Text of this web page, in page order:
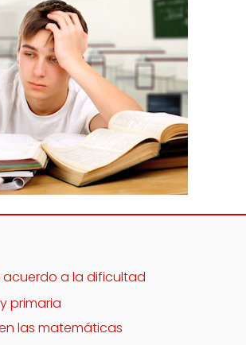
a la dificultad
primaria
las matemáticas